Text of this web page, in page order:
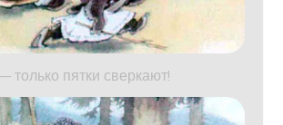
только пятки сверкают!